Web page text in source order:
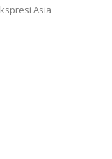
Asia